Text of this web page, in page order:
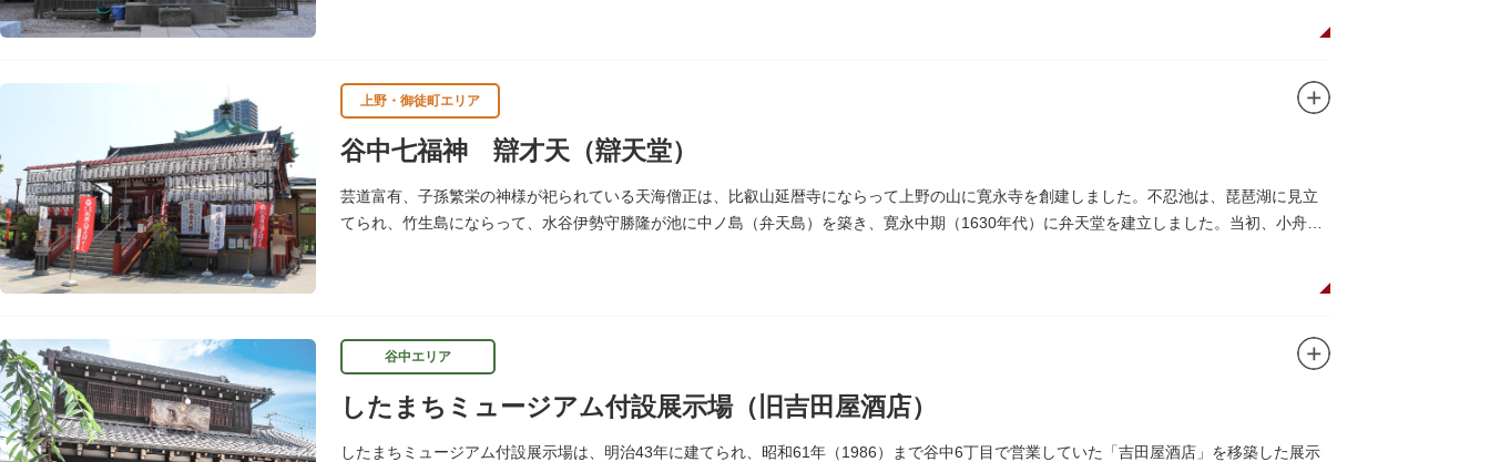
上野・御徒町エリア
谷中七福神 辯才天（辯天堂）
芸道富有、子孫繁栄の神様が祀られている天海僧正は、比叡山延暦寺にならって上野の山に寛永寺を創建しました。不忍池は、琵琶湖に見立
てられ、竹生島にならって、水谷伊勢守勝隆が池に中ノ島（弁天島）を築き、寛永中期（1630年代）に弁天堂を建立しました。当初、小舟を
谷中エリア
したまちミュージアム付設展示場（旧吉田屋酒店）
したまちミュージアム付設展示場は、明治43年に建てられ、昭和61年（1986）まで谷中6丁目で営業していた「吉田屋酒店」を移築した展示